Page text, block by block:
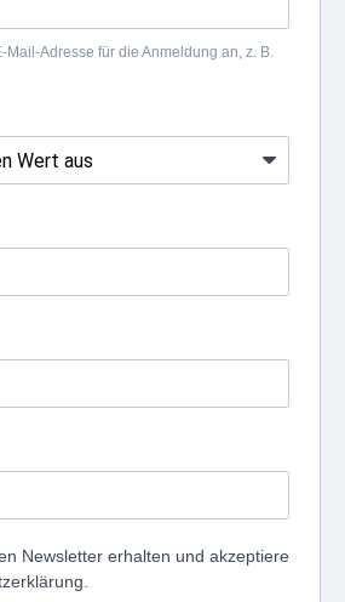
Mail-Adresse für die Anmeldung an, z. B.
Newsletter erhalten und akzeptiere